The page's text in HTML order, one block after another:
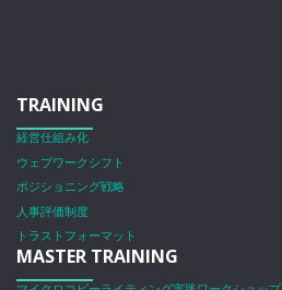
TRAINING
経営仕組み化
ウェブワークシフト
ポジショニング戦略
人事評価制度
トラストフォーマット
MASTER TRAINING